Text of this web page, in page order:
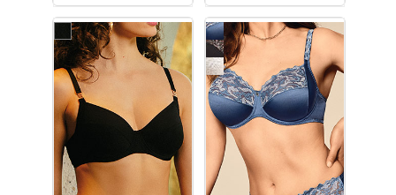
LOUISA BRACQ LOUISA BRACQ